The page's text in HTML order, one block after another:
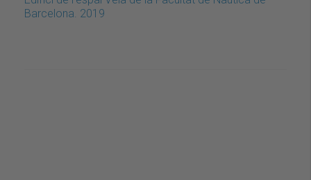
Barcelona. 2019